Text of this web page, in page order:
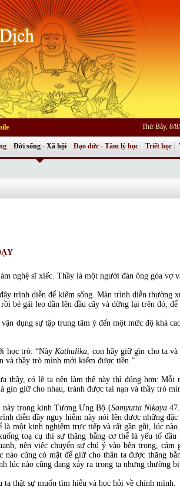
Thứ Bảy, 8/
Đời sống - Xã hội Đạo đức - Tâm lý học Triết học
nghệ sĩ xiếc. Thầy là một người đàn ông góa vợ
trình diễn để kiếm sống. Màn trình diễn thường
bé gái leo dần lên đầu cây và dừng lại trên đó,
dụng sự tập trung tâm ý đến một mức độ khá
học trò: “NàyKathulika, con hãy giữ gìn cho ta
và thầy trò mình mới kiếm được tiền.”
thầy, có lẽ ta nên làm thế này thì đúng hơn:
gìn giữ cho nhau, tránh được tai nạn và thầy trò
này trong kinh Tương Ưng Bộ (Samyutta Nikaya
diễn đầy nguy hiểm này nói lên được những
là một kinh nghiệm trực tiếp và rất gần gũi, lúc
toạ cụ thì sự thăng bằng cơ thể là yếu tố
nên việc chuyển sự chú ý vào bên trong, cảm
cũng có mặt để giữ cho thân ta được thăng
nào cũng đang xảy ra trong ta nhưng thường bị
thật sự muốn tìm hiểu và học hỏi về chính mình.